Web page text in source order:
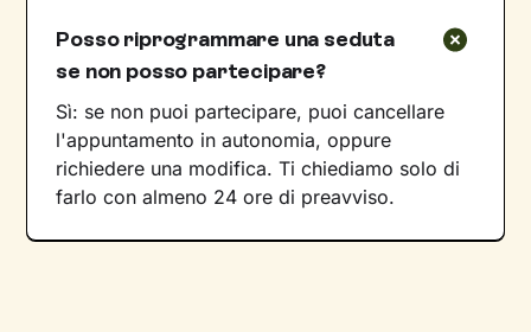
Posso riprogrammare una seduta
se non posso partecipare?
Sì: se non puoi partecipare, puoi cancellare
l'appuntamento in autonomia, oppure
richiedere una modifica. Ti chiediamo solo di
farlo con almeno 24 ore di preavviso.